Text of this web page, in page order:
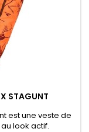
STAGUNT
est une veste de
look actif.